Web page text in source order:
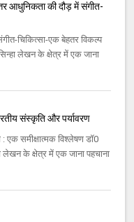
आधुनिकता की दौड़ में संगीत-
चिकित्सा-एक बेहतर विकल्प
सिन्‍हा लेखन के क्षेत्र में एक जाना
संस्कृति और पर्यावरण
एक समीक्षात्‍मक विश्‍लेषण डॉ0
लेखन के क्षेत्र में एक जाना पहचाना